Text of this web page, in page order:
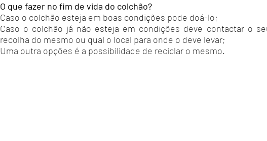
O que fazer no fim de vida do colchão?
Caso o colchão esteja em boas condições pode doá-lo;
Caso o colchão já não esteja em condições deve contactar o
recolha do mesmo ou qual o local para onde o deve levar;
Uma outra opções é a possibilidade de reciclar o mesmo.